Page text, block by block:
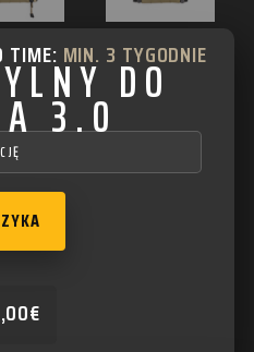
MIN. 3 TYGODNIE
TIME: DO
3.0
€